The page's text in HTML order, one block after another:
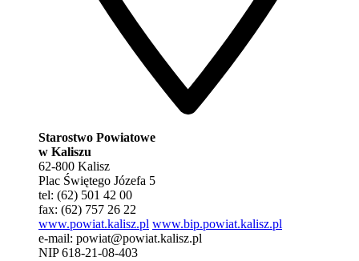
Starostwo Powiatowe
w Kaliszu
62-800 Kalisz
Plac Świętego Józefa 5
tel: (62) 501 42 00
fax: (62) 757 26 22
www.powiat.kalisz.pl www.bip.powiat.kalisz.pl
e-mail: powiat@powiat.kalisz.pl
NIP 618-21-08-403